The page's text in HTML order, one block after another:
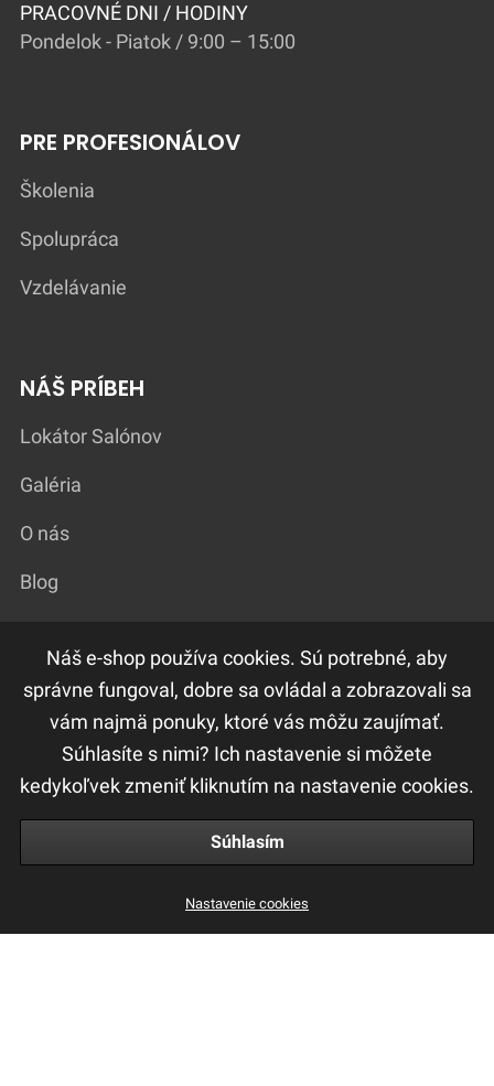
PRACOVNÉ DNI / HODINY
Pondelok - Piatok / 9:00 – 15:00
PRE PROFESIONÁLOV
Školenia
Spolupráca
Vzdelávanie
NÁŠ PRÍBEH
Lokátor Salónov
Galéria
O nás
Blog
DÔLEŽITÉ ODKAZY
F.A.Q
Ochrana osobných údajov
Obchodné a reklamačné podmienky
Náš e-shop používa cookies. Sú potrebné, aby
správne fungoval, dobre sa ovládal a zobrazovali sa
vám najmä ponuky, ktoré vás môžu zaujímať.
Súhlasíte s nimi? Ich nastavenie si môžete
kedykoľvek zmeniť kliknutím na nastavenie cookies.
Súhlasím
Nastavenie cookies